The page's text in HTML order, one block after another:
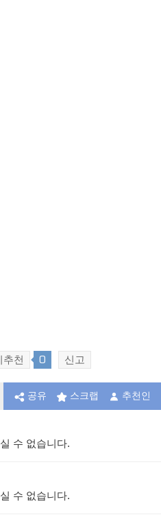
추천 0 신고
공유 스크랩 추천인
수 없습니다.
수 없습니다.